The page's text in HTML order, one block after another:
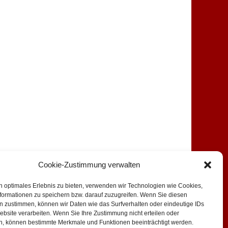
Cookie-Zustimmung verwalten
optimales Erlebnis zu bieten, verwenden wir Technologien wie Cookies,
zu speichern bzw. darauf zuzugreifen. Wenn Sie diesen
zustimmen, können wir Daten wie das Surfverhalten oder eindeutige IDs
verarbeiten. Wenn Sie Ihre Zustimmung nicht erteilen oder
können bestimmte Merkmale und Funktionen beeinträchtigt werden.
Impressum